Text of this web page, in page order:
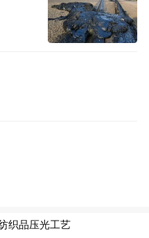
四十七浪人》耗资
雷德利·斯科特那样